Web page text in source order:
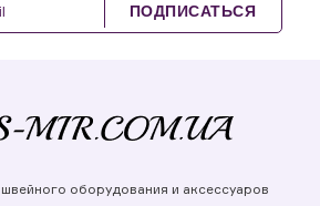
ПОДПИСАТЬСЯ
оборудования и аксессуаров